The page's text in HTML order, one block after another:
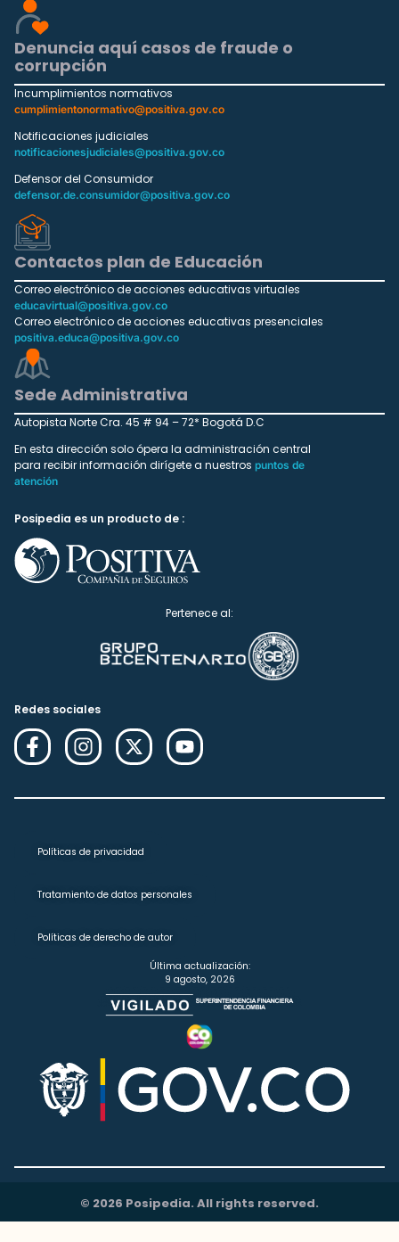
Denuncia aquí casos de fraude o
corrupción
Incumplimientos normativos
cumplimientonormativo@positiva.gov.co
Notificaciones judiciales
notificacionesjudiciales@positiva.gov.co
Defensor del Consumidor
defensor.de.consumidor@positiva.gov.co
Contactos plan de Educación
Correo electrónico de acciones educativas virtuales
educavirtual@positiva.gov.co
Correo electrónico de acciones educativas presenciales
positiva.educa@positiva.gov.co
Sede Administrativa
Autopista Norte Cra. 45 # 94 – 72* Bogotá D.C
En esta dirección solo ópera la administración central
para recibir información dirígete a nuestros puntos de
atención
Posipedia es un producto de :
Pertenece al:
Redes sociales
Políticas de privacidad
Tratamiento de datos personales
Políticas de derecho de autor
Última actualización:
9 agosto, 2026
© 2026 Posipedia. All rights reserved.